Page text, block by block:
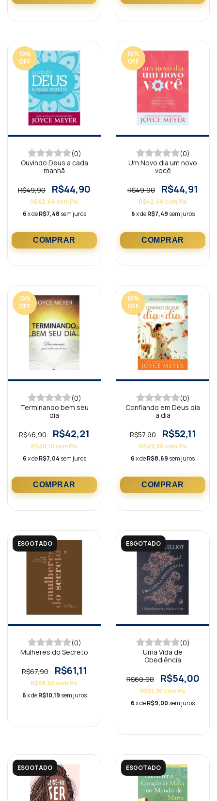
10%
OFF
(0)
Ouvindo Deus a cada
manhã
R$49,90 R$44,90
R$42,66 comPix
6x deR$7,48 sem juros
10%
OFF
(0)
Um Novo dia um novo
você
R$49,90 R$44,91
R$42,66 comPix
6x deR$7,49 sem juros
10%
OFF
(0)
Terminando bem seu
dia
R$46,90 R$42,21
R$40,10 comPix
6x deR$7,04 sem juros
10%
OFF
(0)
Confiando em Deus dia
a dia
R$57,90 R$52,11
R$49,50 com Pix
6x deR$8,69 sem juros
ESGOTADO
(0)
Mulheres do Secreto
R$67,90 R$61,11
R$58,05comPix
6x deR$10,19 sem juros
ESGOTADO
(0)
Uma Vida de
Obediência
R$60,00 R$54,00
R$51,30 com Pix
6x deR$9,00 sem juros
ESGOTADO ESGOTADO